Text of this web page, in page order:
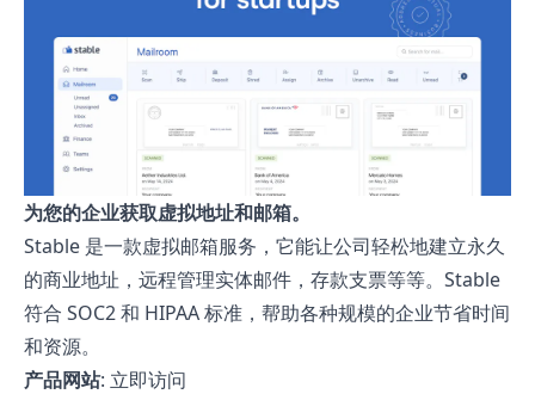
为您的企业获取虚拟地址和邮箱。
Stable 是一款虚拟邮箱服务，它能让公司轻松地建立永久
的商业地址，远程管理实体邮件，存款支票等等。Stable
符合 SOC2 和 HIPAA 标准，帮助各种规模的企业节省时间
和资源。
产品网站: 立即访问